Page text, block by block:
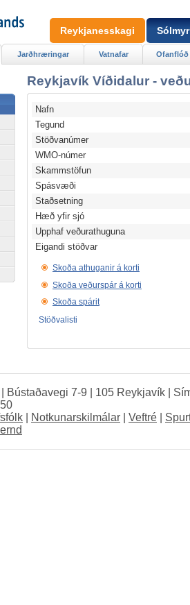
Reykjavík Víðidalur -
Nafn
Tegund
Stöðvanúmer
WMO-númer
Skammstöfun
Spásvæði
Staðsetning
Hæð yfir sjó
Upphaf veðurathuguna
Eigandi stöðvar
Skoða athuganir á korti
Skoða veðurspár á korti
Skoða spárit
Stöðvalisti
Jarðhræringar Vatnafar Ofanflóð
Reykjanesskagi
Bústaðavegi 7-9 | 105 Reykjavík |
Notkunarskilmálar Veftré